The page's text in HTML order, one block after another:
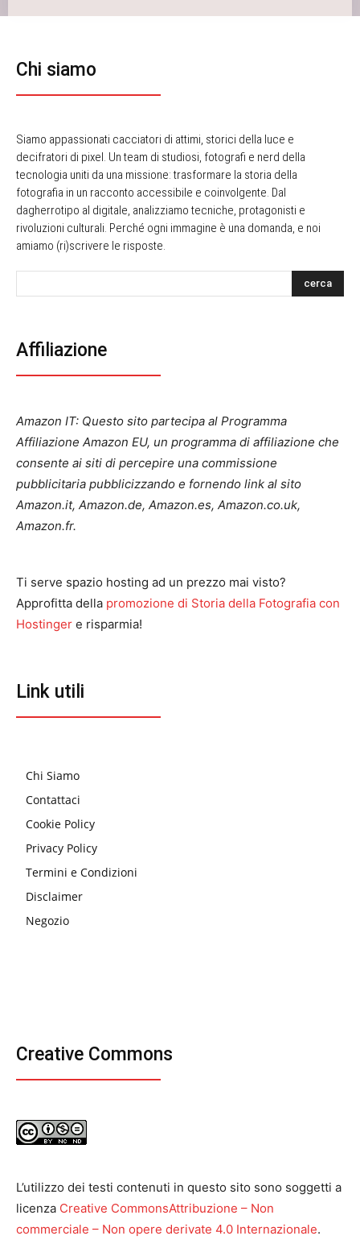
Chi siamo
Siamo appassionati cacciatori di attimi, storici della luce e
decifratori di pixel. Un team di studiosi, fotografi e nerd della
tecnologia uniti da una missione: trasformare la storia della
fotografia in un racconto accessibile e coinvolgente. Dal
dagherrotipo al digitale, analizziamo tecniche, protagonisti e
rivoluzioni culturali. Perché ogni immagine è una domanda, e noi
amiamo (ri)scrivere le risposte.
cerca
Affiliazione
Amazon IT: Questo sito partecipa al Programma
Affiliazione Amazon EU, un programma di affiliazione che
consente ai siti di percepire una commissione
pubblicitaria pubblicizzando e fornendo link al sito
Amazon.it, Amazon.de, Amazon.es, Amazon.co.uk,
Amazon.fr.
Ti serve spazio hosting ad un prezzo mai visto?
Approfitta della promozione di Storia della Fotografia con
Hostinger e risparmia!
Link utili
Chi Siamo
Contattaci
Cookie Policy
Privacy Policy
Termini e Condizioni
Disclaimer
Negozio
Creative Commons
L’utilizzo dei testi contenuti in questo sito sono soggetti a
licenza Creative CommonsAttribuzione – Non
commerciale – Non opere derivate 4.0 Internazionale.